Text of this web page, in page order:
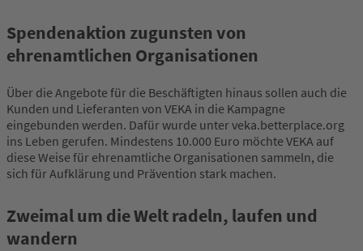
Spendenaktion zugunsten von
ehrenamtlichen Organisationen
Über die Angebote für die Beschäftigten hinaus sollen auch die
Kunden und Lieferanten von VEKA in die Kampagne
eingebunden werden. Dafür wurde unter veka.betterplace.org
ins Leben gerufen. Mindestens 10.000 Euro möchte VEKA auf
diese Weise für ehrenamtliche Organisationen sammeln, die
sich für Aufklärung und Prävention stark machen.
Zweimal um die Welt radeln, laufen und
wandern